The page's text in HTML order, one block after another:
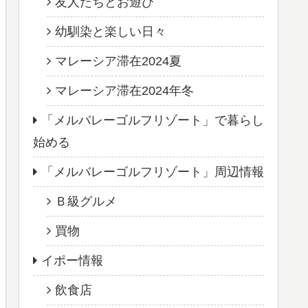
幼馴染と楽しい日々
マレーシア滞在2024夏
マレーシア滞在2024年冬
「メルバレーゴルフリゾート」で暮らし
始める
「メルバレーゴルフリゾート」周辺情報
Ｂ級グルメ
買物
イポー情報
飲食店